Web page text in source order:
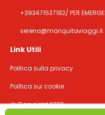
+393471537182/ PER
serena@mariquitaviaggi.it
Link Utili
Politica sulla privacy
Politica sui cookie
@ Copyright 2026